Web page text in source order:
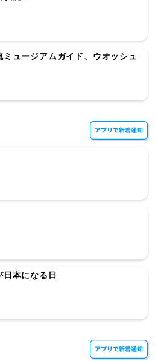
ミュージアムガイド、ウオッシュ
本になる日